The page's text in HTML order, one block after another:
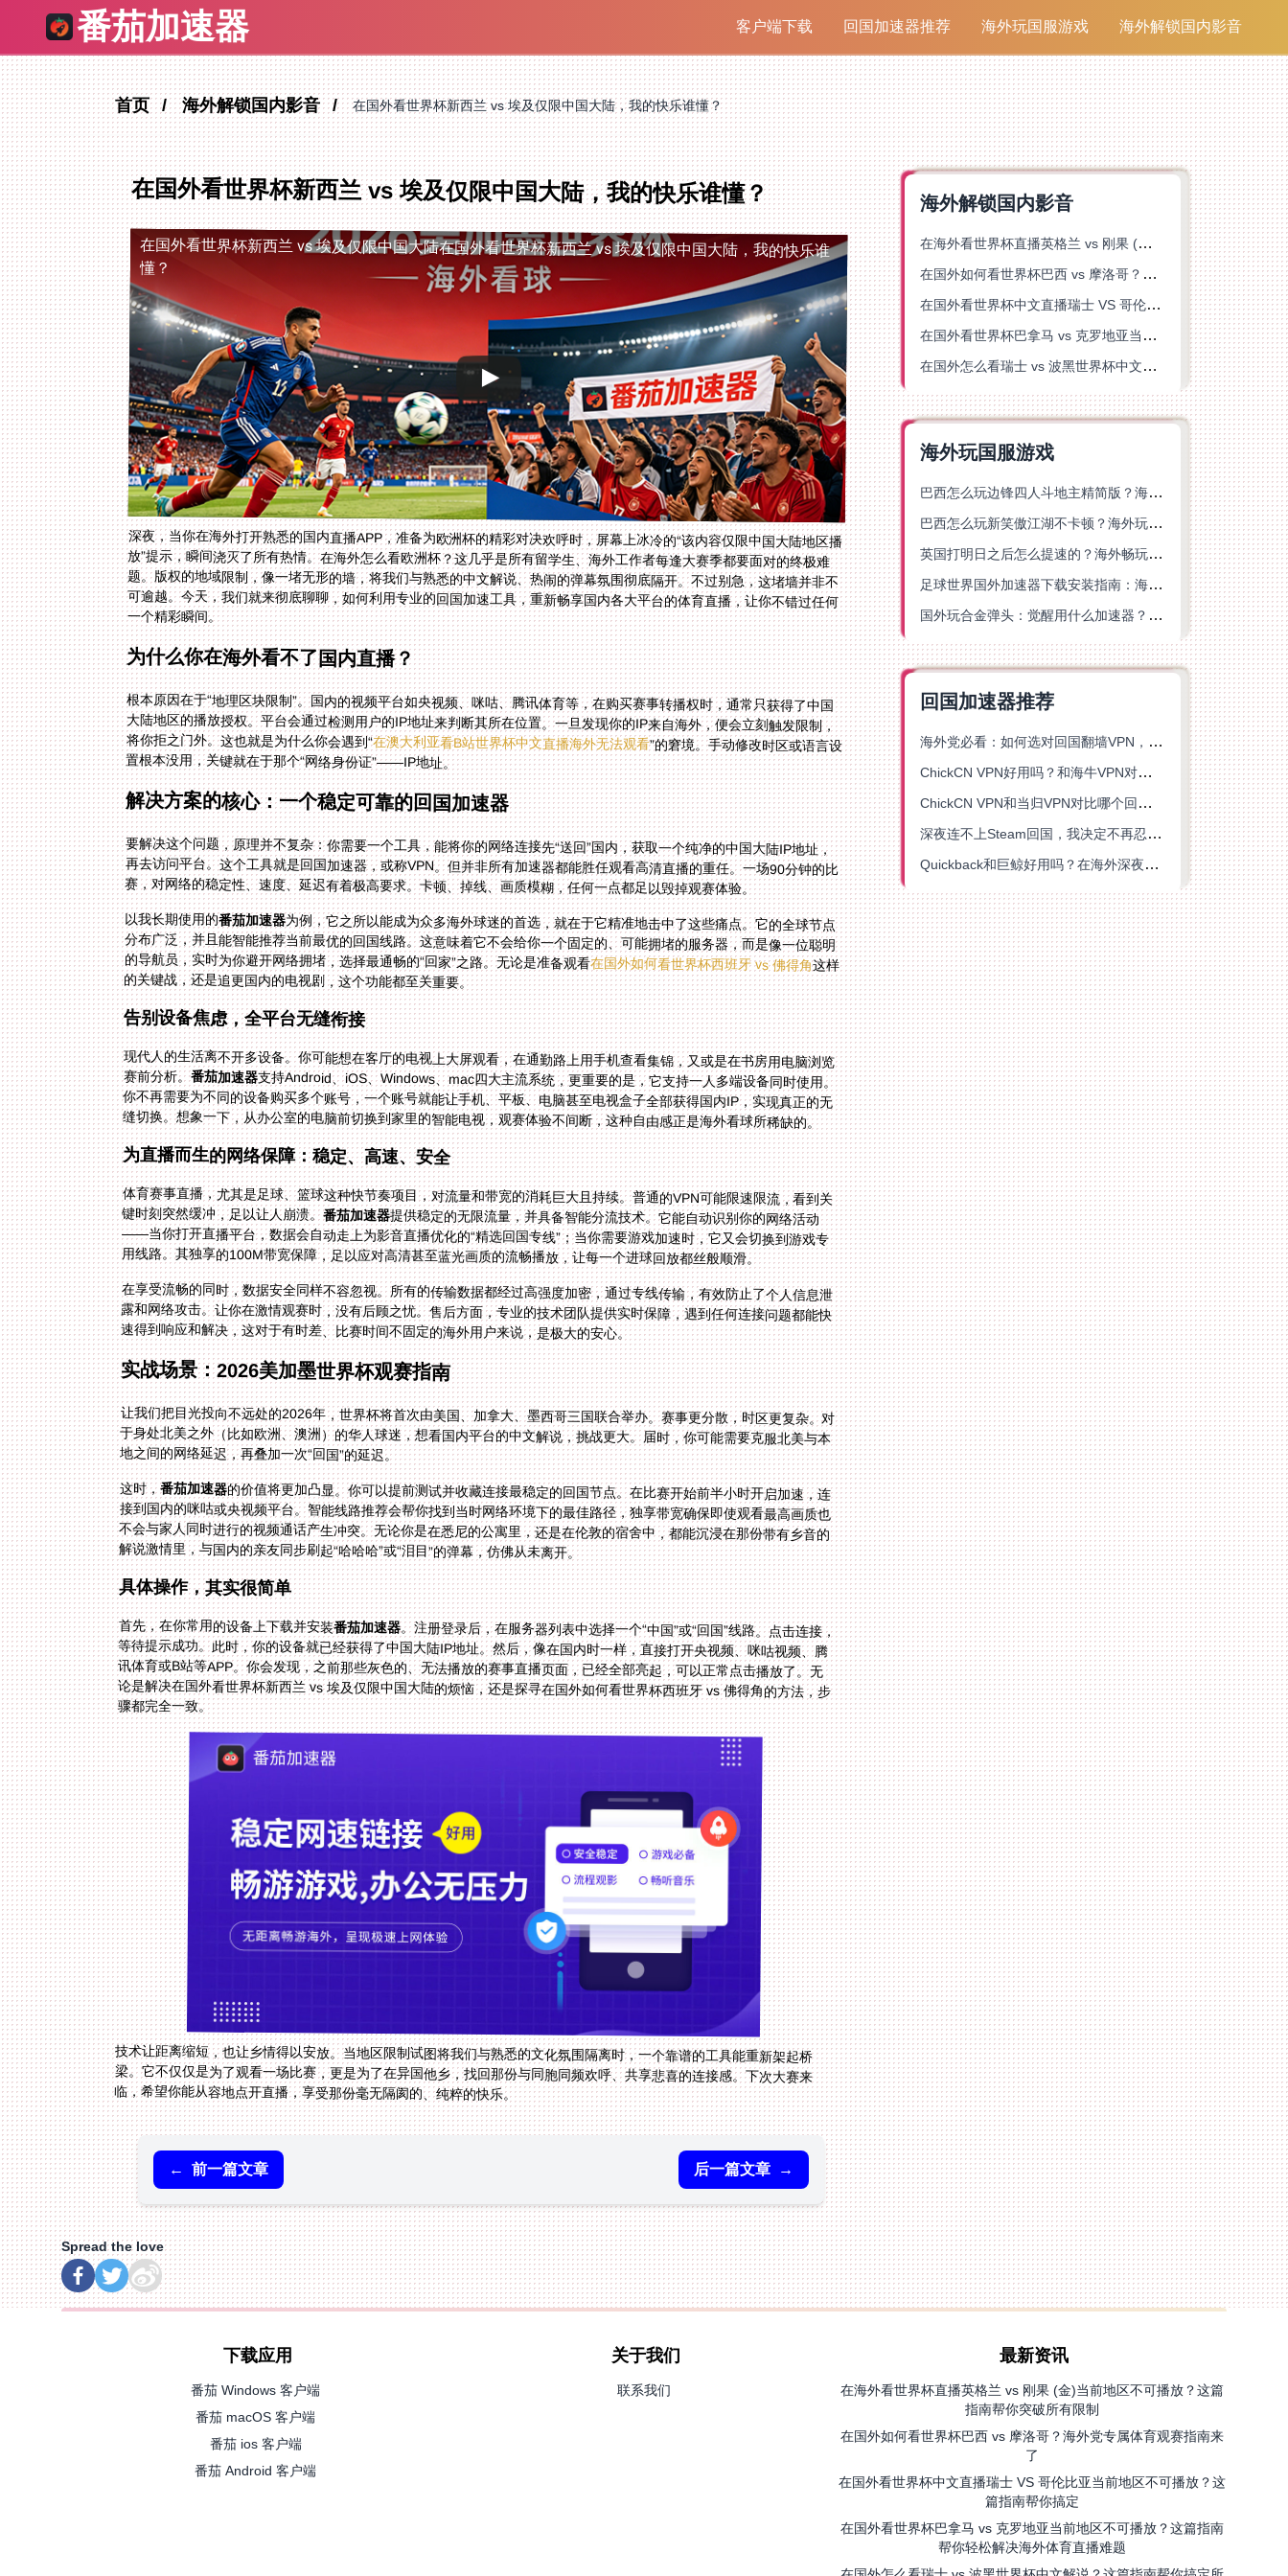
番茄加速器 客户端下载 回国加速器推荐 海外玩国服游戏 海外解锁国内影音
首页 海外解锁国内影音 在国外看世界杯新西兰 vs 埃及仅限中国大陆，我的快乐谁懂？
在国外看世界杯新西兰 vs 埃及仅限中国大陆，我的快乐谁懂？
在国外看世界杯新西兰 vs 埃及仅限中国大陆在国外看世界杯新西兰 vs 埃及仅限中国大陆，我的快乐谁
懂？
深夜，当你在海外打开熟悉的国内直播APP，准备为欧洲杯的精彩对决欢呼时，屏幕上冰冷的“该内容仅限中国大陆地区播
放”提示，瞬间浇灭了所有热情。在海外怎么看欧洲杯？这几乎是所有留学生、海外工作者每逢大赛季都要面对的终极难
题。版权的地域限制，像一堵无形的墙，将我们与熟悉的中文解说、热闹的弹幕氛围彻底隔开。不过别急，这堵墙并非不
可逾越。今天，我们就来彻底聊聊，如何利用专业的回国加速工具，重新畅享国内各大平台的体育直播，让你不错过任何
一个精彩瞬间。
为什么你在海外看不了国内直播？
根本原因在于“地理区块限制”。国内的视频平台如央视频、咪咕、腾讯体育等，在购买赛事转播权时，通常只获得了中国
大陆地区的播放授权。平台会通过检测用户的IP地址来判断其所在位置。一旦发现你的IP来自海外，便会立刻触发限制，
将你拒之门外。这也就是为什么你会遇到“在澳大利亚看B站世界杯中文直播海外无法观看”的窘境。手动修改时区或语言设
置根本没用，关键就在于那个“网络身份证”——IP地址。
解决方案的核心：一个稳定可靠的回国加速器
要解决这个问题，原理并不复杂：你需要一个工具，能将你的网络连接先“送回”国内，获取一个纯净的中国大陆IP地址，
再去访问平台。这个工具就是回国加速器，或称VPN。但并非所有加速器都能胜任观看高清直播的重任。一场90分钟的比
赛，对网络的稳定性、速度、延迟有着极高要求。卡顿、掉线、画质模糊，任何一点都足以毁掉观赛体验。
以我长期使用的番茄加速器为例，它之所以能成为众多海外球迷的首选，就在于它精准地击中了这些痛点。它的全球节点
分布广泛，并且能智能推荐当前最优的回国线路。这意味着它不会给你一个固定的、可能拥堵的服务器，而是像一位聪明
的导航员，实时为你避开网络拥堵，选择最通畅的“回家”之路。无论是准备观看在国外如何看世界杯西班牙 vs 佛得角这样
的关键战，还是追更国内的电视剧，这个功能都至关重要。
告别设备焦虑，全平台无缝衔接
现代人的生活离不开多设备。你可能想在客厅的电视上大屏观看，在通勤路上用手机查看集锦，又或是在书房用电脑浏览
赛前分析。番茄加速器支持Android、iOS、Windows、mac四大主流系统，更重要的是，它支持一人多端设备同时使用。
你不再需要为不同的设备购买多个账号，一个账号就能让手机、平板、电脑甚至电视盒子全部获得国内IP，实现真正的无
缝切换。想象一下，从办公室的电脑前切换到家里的智能电视，观赛体验不间断，这种自由感正是海外看球所稀缺的。
为直播而生的网络保障：稳定、高速、安全
体育赛事直播，尤其是足球、篮球这种快节奏项目，对流量和带宽的消耗巨大且持续。普通的VPN可能限速限流，看到关
键时刻突然缓冲，足以让人崩溃。番茄加速器提供稳定的无限流量，并具备智能分流技术。它能自动识别你的网络活动
——当你打开直播平台，数据会自动走上为影音直播优化的“精选回国专线”；当你需要游戏加速时，它又会切换到游戏专
用线路。其独享的100M带宽保障，足以应对高清甚至蓝光画质的流畅播放，让每一个进球回放都丝般顺滑。
在享受流畅的同时，数据安全同样不容忽视。所有的传输数据都经过高强度加密，通过专线传输，有效防止了个人信息泄
露和网络攻击。让你在激情观赛时，没有后顾之忧。售后方面，专业的技术团队提供实时保障，遇到任何连接问题都能快
速得到响应和解决，这对于有时差、比赛时间不固定的海外用户来说，是极大的安心。
实战场景：2026美加墨世界杯观赛指南
让我们把目光投向不远处的2026年，世界杯将首次由美国、加拿大、墨西哥三国联合举办。赛事更分散，时区更复杂。对
于身处北美之外（比如欧洲、澳洲）的华人球迷，想看国内平台的中文解说，挑战更大。届时，你可能需要克服北美与本
地之间的网络延迟，再叠加一次“回国”的延迟。
这时，番茄加速器的价值将更加凸显。你可以提前测试并收藏连接最稳定的回国节点。在比赛开始前半小时开启加速，连
接到国内的咪咕或央视频平台。智能线路推荐会帮你找到当时网络环境下的最佳路径，独享带宽确保即使观看最高画质也
不会与家人同时进行的视频通话产生冲突。无论你是在悉尼的公寓里，还是在伦敦的宿舍中，都能沉浸在那份带有乡音的
解说激情里，与国内的亲友同步刷起“哈哈哈”或“泪目”的弹幕，仿佛从未离开。
具体操作，其实很简单
首先，在你常用的设备上下载并安装番茄加速器。注册登录后，在服务器列表中选择一个“中国”或“回国”线路。点击连接，
等待提示成功。此时，你的设备就已经获得了中国大陆IP地址。然后，像在国内时一样，直接打开央视频、咪咕视频、腾
讯体育或B站等APP。你会发现，之前那些灰色的、无法播放的赛事直播页面，已经全部亮起，可以正常点击播放了。无
论是解决在国外看世界杯新西兰 vs 埃及仅限中国大陆的烦恼，还是探寻在国外如何看世界杯西班牙 vs 佛得角的方法，步
骤都完全一致。
技术让距离缩短，也让乡情得以安放。当地区限制试图将我们与熟悉的文化氛围隔离时，一个靠谱的工具能重新架起桥
梁。它不仅仅是为了观看一场比赛，更是为了在异国他乡，找回那份与同胞同频欢呼、共享悲喜的连接感。下次大赛来
临，希望你能从容地点开直播，享受那份毫无隔阂的、纯粹的快乐。
← 前一篇文章 后一篇文章 →
海外解锁国内影音
在海外看世界杯直播英格兰 vs 刚果 (金)当前地区不可播放？这篇指南帮你突破所有限制
在国外如何看世界杯巴西 vs 摩洛哥？海外党专属体育观赛指南来了
在国外看世界杯中文直播瑞士 VS 哥伦比亚当前地区不可播放？这篇指南帮你搞定
在国外看世界杯巴拿马 vs 克罗地亚当前地区不可播放？这篇指南帮你轻松解决海外体育直播难题
在国外怎么看瑞士 vs 波黑世界杯中文解说？这篇指南帮你搞定所有地区限制问题
海外玩国服游戏
巴西怎么玩边锋四人斗地主精简版？海外游戏党的加速器终极选择
巴西怎么玩新笑傲江湖不卡顿？海外玩家国服游戏加速终极指南（附猫和老鼠一梦江湖实测）
英国打明日之后怎么提速的？海外畅玩国服游戏终极指南
足球世界国外加速器下载安装指南：海外党畅玩国服游戏的终极解决方案
国外玩合金弹头：觉醒用什么加速器？一份写给海外游子的畅玩指南
回国加速器推荐
海外党必看：如何选对回国翻墙VPN，无缝解锁国内资源？
ChickCN VPN好用吗？和海牛VPN对比哪个回国效果更好？
ChickCN VPN和当归VPN对比哪个回国效果更好？海外党亲测后选了它
深夜连不上Steam回国，我决定不再忍受这数字鸿沟
Quickback和巨鲸好用吗？在海外深夜想刷B站、追爱奇艺的你，或许正需要这份答案
Spread the love
下载应用
番茄 Windows 客户端
番茄 macOS 客户端
番茄 ios 客户端
番茄 Android 客户端
关于我们
联系我们
最新资讯
在海外看世界杯直播英格兰 vs 刚果 (金)当前地区不可播放？这篇
指南帮你突破所有限制
在国外如何看世界杯巴西 vs 摩洛哥？海外党专属体育观赛指南来
了
在国外看世界杯中文直播瑞士 VS 哥伦比亚当前地区不可播放？这
篇指南帮你搞定
在国外看世界杯巴拿马 vs 克罗地亚当前地区不可播放？这篇指南
帮你轻松解决海外体育直播难题